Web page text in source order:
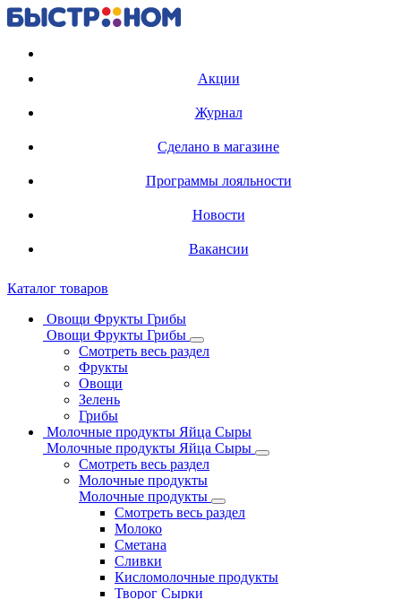
Акции
Журнал
Сделано в магазине
Программы лояльности
Новости
Вакансии
Каталог товаров
Овощи Фрукты Грибы
Овощи Фрукты Грибы
Смотреть весь раздел
Фрукты
Овощи
Зелень
Грибы
Молочные продукты Яйца Сыры
Молочные продукты Яйца Сыры
Смотреть весь раздел
Молочные продукты
Молочные продукты
Смотреть весь раздел
Молоко
Сметана
Сливки
Кисломолочные продукты
Творог Сырки